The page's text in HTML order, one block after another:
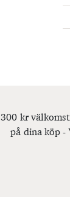
300 kr
på dina köp